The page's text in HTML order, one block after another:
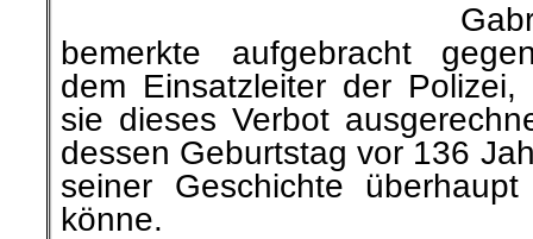
bemerkte aufgebracht
dem Einsatzleiter der Polizei,
sie dieses Verbot
dessen Geburtstag vor 136
seiner Geschichte
könne.